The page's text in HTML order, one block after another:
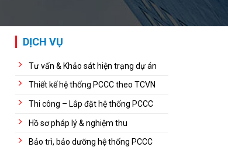
DỊCH VỤ
Tư vấn & Khảo sát hiện trạng dự án
Thiết kế hệ thống PCCC theo TCVN
Thi công – Lắp đặt hệ thống PCCC
Hồ sơ pháp lý & nghiệm thu
Bảo trì, bảo dưỡng hệ thống PCCC